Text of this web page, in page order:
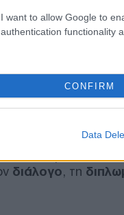
I want to allow Google to
authentication functionality
CONFIRM
Data
ότι η ιστορία έχει
Σύμφωνα
—είτε
την ανάφλεξη στη
διάλογο, τη